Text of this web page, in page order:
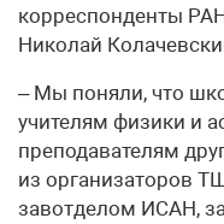
корреспонденты
Николай
– Мы поняли, что
учителям физики и
преподавателям
из организаторов
завотделом ИСАН,